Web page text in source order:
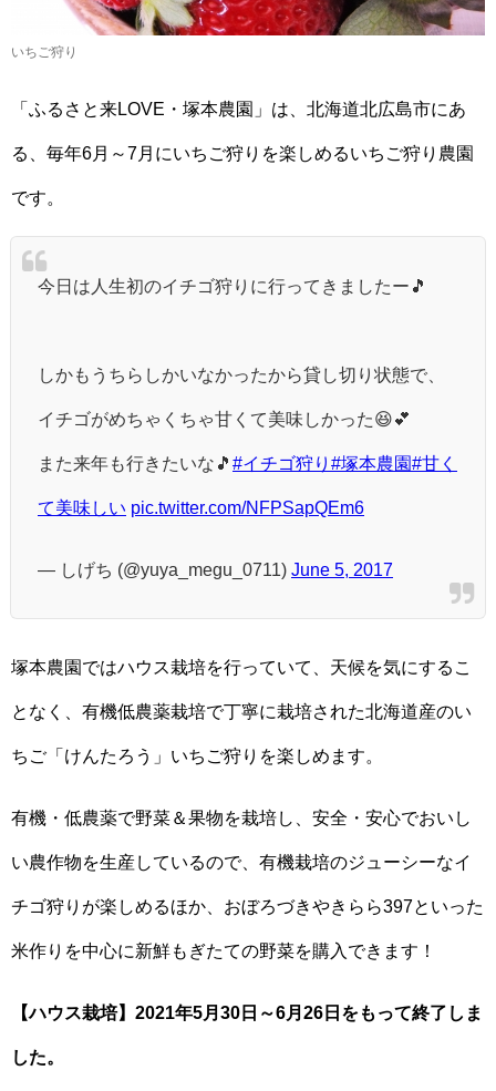
いちご狩り
「ふるさと来LOVE・塚本農園」は、北海道北広島市にあ
る、毎年6月～7月にいちご狩りを楽しめるいちご狩り農園
です。
今日は人生初のイチゴ狩りに行ってきましたー🎵
しかもうちらしかいなかったから貸し切り状態で、
イチゴがめちゃくちゃ甘くて美味しかった😆💕
また来年も行きたいな🎵 #イチゴ狩り #塚本農園#甘く
て美味しい pic.twitter.com/NFPSapQEm6
— しげち (@yuya_megu_0711) June 5, 2017
塚本農園ではハウス栽培を行っていて、天候を気にするこ
となく、有機低農薬栽培で丁寧に栽培された北海道産のい
ちご「けんたろう」いちご狩りを楽しめます。
有機・低農薬で野菜＆果物を栽培し、安全・安心でおいし
い農作物を生産しているので、有機栽培のジューシーなイ
チゴ狩りが楽しめるほか、おぼろづきやきらら397といった
米作りを中心に新鮮もぎたての野菜を購入できます！
【ハウス栽培】2021年5月30日～6月26日をもって終了しま
した。